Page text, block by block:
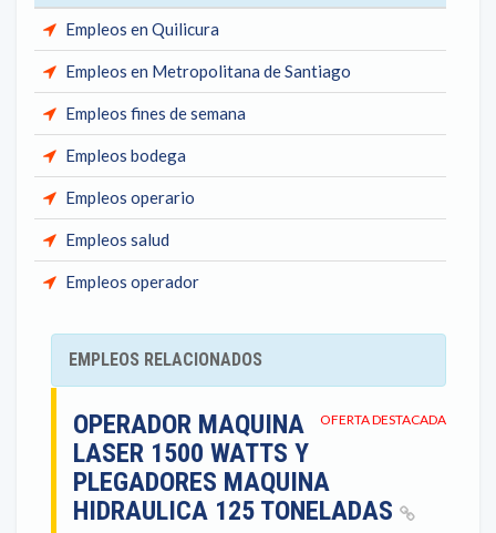
Empleos en Quilicura
Empleos en Metropolitana de Santiago
Empleos fines de semana
Empleos bodega
Empleos operario
Empleos salud
Empleos operador
EMPLEOS RELACIONADOS
OFERTA DESTACADA
OPERADOR MAQUINA
LASER 1500 WATTS Y
PLEGADORES MAQUINA
HIDRAULICA 125 TONELADAS